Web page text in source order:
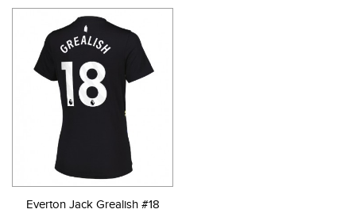
Everton Jack Grealish #18